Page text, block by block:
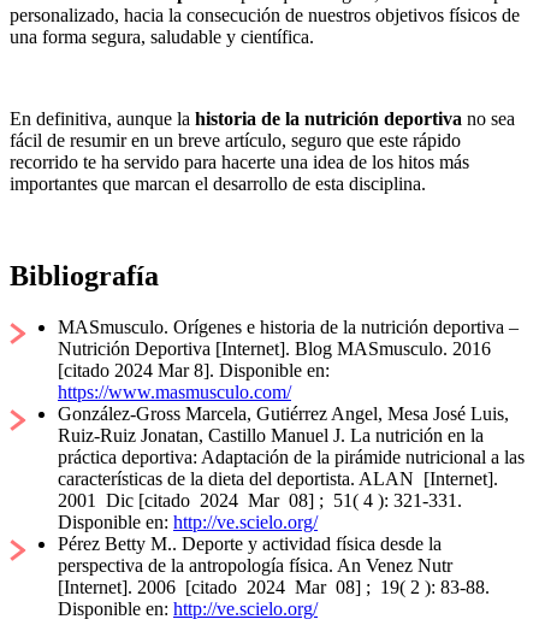
personalizado, hacia la consecución de nuestros objetivos físicos de
una forma segura, saludable y científica.
En definitiva, aunque la historia de la nutrición deportiva no sea
fácil de resumir en un breve artículo, seguro que este rápido
recorrido te ha servido para hacerte una idea de los hitos más
importantes que marcan el desarrollo de esta disciplina.
Bibliografía
MASmusculo. Orígenes e historia de la nutrición deportiva –
Nutrición Deportiva [Internet]. Blog MASmusculo. 2016
[citado 2024 Mar 8]. Disponible en:
https://www.masmusculo.com/
González-Gross Marcela, Gutiérrez Angel, Mesa José Luis,
Ruiz-Ruiz Jonatan, Castillo Manuel J. La nutrición en la
práctica deportiva: Adaptación de la pirámide nutricional a las
características de la dieta del deportista. ALAN [Internet].
2001 Dic [citado 2024 Mar 08] ; 51( 4 ): 321-331.
Disponible en: http://ve.scielo.org/
‌Pérez Betty M.. Deporte y actividad física desde la
perspectiva de la antropología física. An Venez Nutr
[Internet]. 2006 [citado 2024 Mar 08] ; 19( 2 ): 83-88.
Disponible en: http://ve.scielo.org/